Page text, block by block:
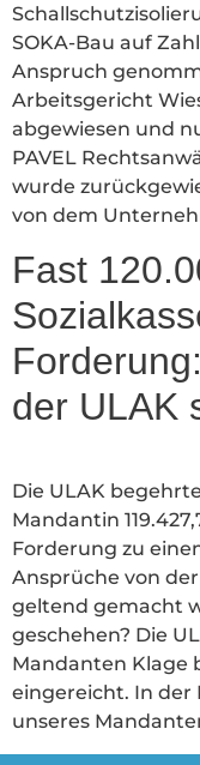
SOKA-Bau auf
Anspruch
Arbeitsgericht
abgewiesen und
PAVEL
wurde
von dem
Fast
der ULAK
Die ULAK
Mandantin
Forderung zu
Ansprüche von
geltend gemacht
geschehen? Die
Mandanten Klage
eingereicht. In der
unseres